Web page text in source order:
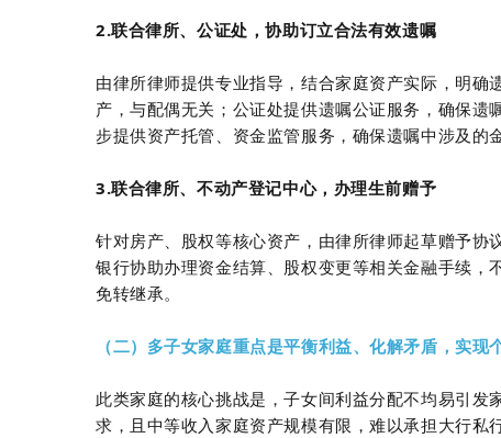
2.联合律所、公证处，协助订立合法有效遗嘱
由律所律师提供专业指导，结合家庭资产实际，明
产，与配偶无关；公证处提供遗嘱公证服务，确保
步提供资产托管、资金监管服务，确保遗嘱中涉及的
3.联合律所、不动产登记中心，办理生前赠予
针对房产、股权等核心资产，由律所律师起草赠予
银行协助办理资金结算、股权变更等相关金融手续
免转继承。
（二）多子女家庭重点是平衡利益、化解矛盾，实现
此类家庭的核心挑战是，子女间利益分配不均易引
求，且中等收入家庭资产规模有限，难以承担大行